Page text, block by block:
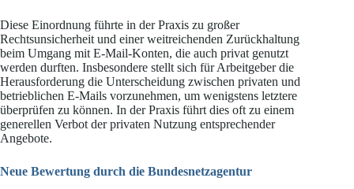
Diese Einordnung führte in der Praxis zu großer
Rechtsunsicherheit und einer weitreichenden Zurückhaltung
beim Umgang mit E-Mail-Konten, die auch privat genutzt
werden durften. Insbesondere stellt sich für Arbeitgeber die
Herausforderung die Unterscheidung zwischen privaten und
betrieblichen E-Mails vorzunehmen, um wenigstens letztere
überprüfen zu können. In der Praxis führt dies oft zu einem
generellen Verbot der privaten Nutzung entsprechender
Angebote.
Neue Bewertung durch die Bundesnetzagentur